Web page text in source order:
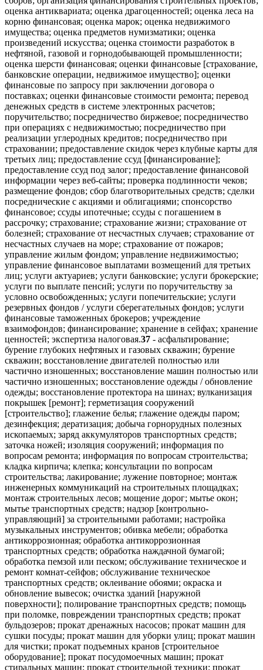
оценка антиквариата; оценка драгоценностей; оценка леса на
корню финансовая; оценка марок; оценка недвижимого
имущества; оценка предметов нумизматики; оценка
произведений искусства; оценка стоимости разработок в
нефтяной, газовой и горнодобывающей промышленности;
оценка шерсти финансовая; оценки финансовые [страхование,
банковские операции, недвижимое имущество]; оценки
финансовые по запросу при заключении договора о
поставках; оценки финансовые стоимости ремонта; перевод
денежных средств в системе электронных расчетов;
поручительство; посредничество биржевое; посредничество
при операциях с недвижимостью; посредничество при
реализации углеродных кредитов; посредничество при
страховании; предоставление скидок через клубные карты для
третьих лиц; предоставление ссуд [финансирование];
предоставление ссуд под залог; предоставление финансовой
информации через веб-сайты; проверка подлинности чеков;
размещение фондов; сбор благотворительных средств; сделки
посреднические с акциями и облигациями; спонсорство
финансовое; ссуды ипотечные; ссуды с погашением в
рассрочку; страхование; страхование жизни; страхование от
болезней; страхование от несчастных случаев; страхование от
несчастных случаев на море; страхование от пожаров;
управление жилым фондом; управление недвижимостью;
управление финансовое выплатами возмещений для третьих
лиц; услуги актуариев; услуги банковские; услуги брокерские;
услуги по выплате пенсий; услуги по поручительству за
условно освобожденных; услуги попечительские; услуги
резервных фондов / услуги сберегательных фондов; услуги
финансовые таможенных брокеров; учреждение
взаимофондов; финансирование; хранение в сейфах; хранение
ценностей; экспертиза налоговая.37 - асфальтирование;
бурение глубоких нефтяных и газовых скважин; бурение
скважин; восстановление двигателей полностью или
частично изношенных; восстановление машин полностью или
частично изношенных; восстановление одежды / обновление
одежды; восстановление протектора на шинах; вулканизация
покрышек [ремонт]; герметизация сооружений
[строительство]; глажение белья; глажение одежды паром;
дезинфекция; дератизация; добыча горнорудных полезных
ископаемых; заряд аккумуляторов транспортных средств;
заточка ножей; изоляция сооружений; информация по
вопросам ремонта; информация по вопросам строительства;
кладка кирпича; клепка; консультации по вопросам
строительства; лакирование; лужение повторное; монтаж
инженерных коммуникаций на строительных площадках;
монтаж строительных лесов; мощение дорог; мытье окон;
мытье транспортных средств; надзор [контрольно-
управляющий] за строительными работами; настройка
музыкальных инструментов; обивка мебели; обработка
антикоррозионная; обработка антикоррозионная
транспортных средств; обработка наждачной бумагой;
обработка пемзой или песком; обслуживание техническое и
ремонт комнат-сейфов; обслуживание техническое
транспортных средств; оклеивание обоями; окраска и
обновление вывесок; очистка зданий [наружной
поверхности]; полирование транспортных средств; помощь
при поломке, повреждении транспортных средств; прокат
бульдозеров; прокат дренажных насосов; прокат машин для
сушки посуды; прокат машин для уборки улиц; прокат машин
для чистки; прокат подъемных кранов [строительное
оборудование]; прокат посудомоечных машин; прокат
стиральных машин; прокат строительной техники; прокат